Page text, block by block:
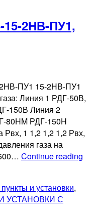
2НВ-ПУ1,
2НВ-ПУ1 15-2НВ-ПУ1
Линия 1 РДГ-50В,
150В Линия 2
80HM РДГ-150H
1 1,2 1,2 1,2 Рвх,
газа на
Continue reading
и установки,
УСТАНОВКИ С